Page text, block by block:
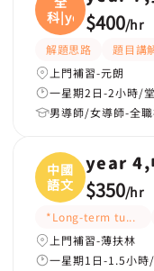
科|ye
$400/hr
解題思路 題目講
上門補習-元朗
一星期2日-2小時/堂
男導師/女導師-全
中國
語文
year 4,
$350/hr
*Long-term tutoring
上門補習-薄扶林
一星期1日-1.5小時